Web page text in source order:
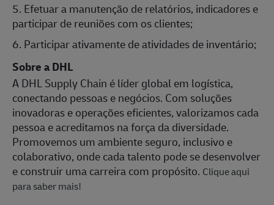
5. Efetuar a manutenção de relatórios, indicadores e
participar de reuniões com os clientes;
6. Participar ativamente de atividades de inventário;
Sobre a DHL
A DHL Supply Chain é líder global em logística,
conectando pessoas e negócios. Com soluções
inovadoras e operações eficientes, valorizamos cada
pessoa e acreditamos na força da diversidade.
Promovemos um ambiente seguro, inclusivo e
colaborativo, onde cada talento pode se desenvolver
e construir uma carreira com propósito. Clique aqui
para saber mais!